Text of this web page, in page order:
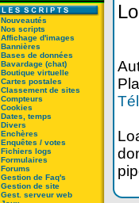
Nouveautés
Nos scripts
Affichage d'images
Bannières
Bases de données
Bavardage (chat)
Boutique virtuelle
Cartes postales
Classement de sites
Compteurs
Cookies
Dates, temps
Divers
Enchères
Enquêtes / votes
Fichiers logs
Formulaires
Forums
Gestion de Faq's
Gestion de site
Gest. serveur web